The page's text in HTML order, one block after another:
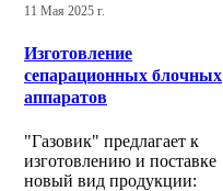
11 Мая 2025 г.
Изготовление
сепарационных блочных
аппаратов
"Газовик" предлагает к
изготовлению и поставке
новый вид продукции: